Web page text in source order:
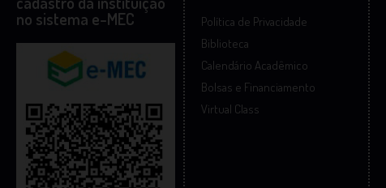
no sistema e-MEC
Política de Privacidade
Biblioteca
Calendário Acadêmico
Bolsas e Financiamento
Virtual Class